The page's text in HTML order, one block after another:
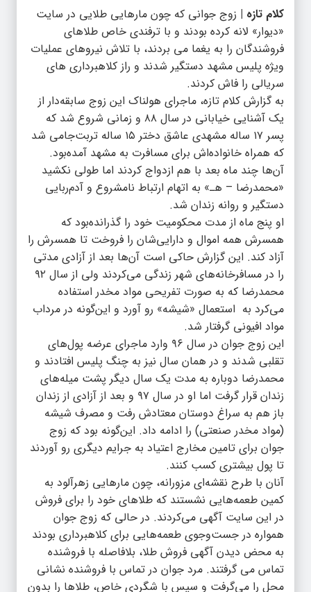
کلام تازه | زوج جوانی که چون مارهایی طلایی در سایت
«دیوار» لانه کرده بودند و با ترفندی خاص طلاهای
فروشندگان را به یغما می بردند، با تلاش نیروهای عملیات
ویژه پلیس مشهد دستگیر شدند و راز کلاهبرداری های
سریالی را فاش کردند.
به گزارش کلام تازه، ماجرای هولناک این زوج سابقه‌دار از
یک آشنایی خیابانی در سال ۸۸ و زمانی شروع شد که
پسر ۱۷ ساله مشهدی عاشق دختر ۱۵ ساله تربت‌جامی شد
که همراه خانواده‌اش برای مسافرت به مشهد آمده‌بود.
آن‌ها چند ماه بعد با هم ازدواج کردند اما طولی نکشید
«محمدرضا – هـ» به اتهام ارتباط نامشروع و آدم‌ربایی
دستگیر و روانه زندان شد.
او پنج ماه از مدت محکومیت خود را گذرانده‌بود که
همسرش همه اموال و دارایی‌شان را فروخت تا همسرش را
آزاد کند. این گزارش حاکی است آن‌ها بعد از آزادی مدتی
را در مسافرخانه‌های شهر زندگی می‌کردند ولی از سال ۹۲
محمدرضا که به صورت تفریحی مواد مخدر استفاده
می‌کرد به استعمال «شیشه» رو آورد و این‌گونه در مرداب
مواد افیونی گرفتار شد.
این زوج جوان در سال ۹۶ وارد ماجرای عرضه پول‌های
تقلبی شدند و در همان سال نیز به چنگ پلیس افتادند و
محمدرضا دوباره به مدت یک سال دیگر پشت میله‌های
زندان قرار گرفت اما او در سال ۹۷ و بعد از آزادی از زندان
باز هم به سراغ دوستان معتادش رفت و مصرف شیشه
(مواد مخدر صنعتی) را ادامه داد. این‌گونه بود که زوج
جوان برای تامین مخارج اعتیاد به جرایم دیگری رو آوردند
تا پول بیشتری کسب کنند.
آنان با طرح نقشه‌ای مزورانه، چون مارهایی زهرآلود به
کمین طعمه‌هایی نشستند که طلاهای خود را برای فروش
در این سایت آگهی می‌کردند. در حالی که زوج جوان
همواره در جست‌وجوی طعمه‌هایی برای کلاهبرداری بودند
به محض دیدن آگهی فروش طلا، بلافاصله با فروشنده
تماس می گرفتند. مرد جوان در تماس با فروشنده نشانی
محل را می‌گرفت و سپس با شگردی خاص، طلاها را بدون